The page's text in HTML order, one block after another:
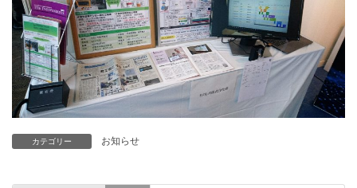
カテゴリー お知らせ